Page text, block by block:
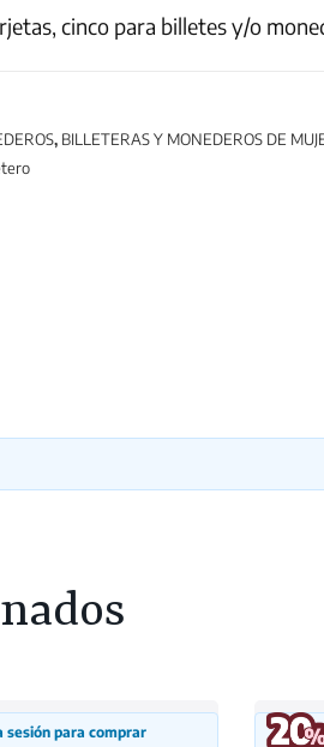
cinco para billetes y/o
, BILLETERAS Y MONEDEROS DE
sesión para comprar